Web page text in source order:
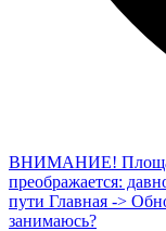
ВНИМАНИЕ!
преображается:
пути Главная ->
занимаюсь?